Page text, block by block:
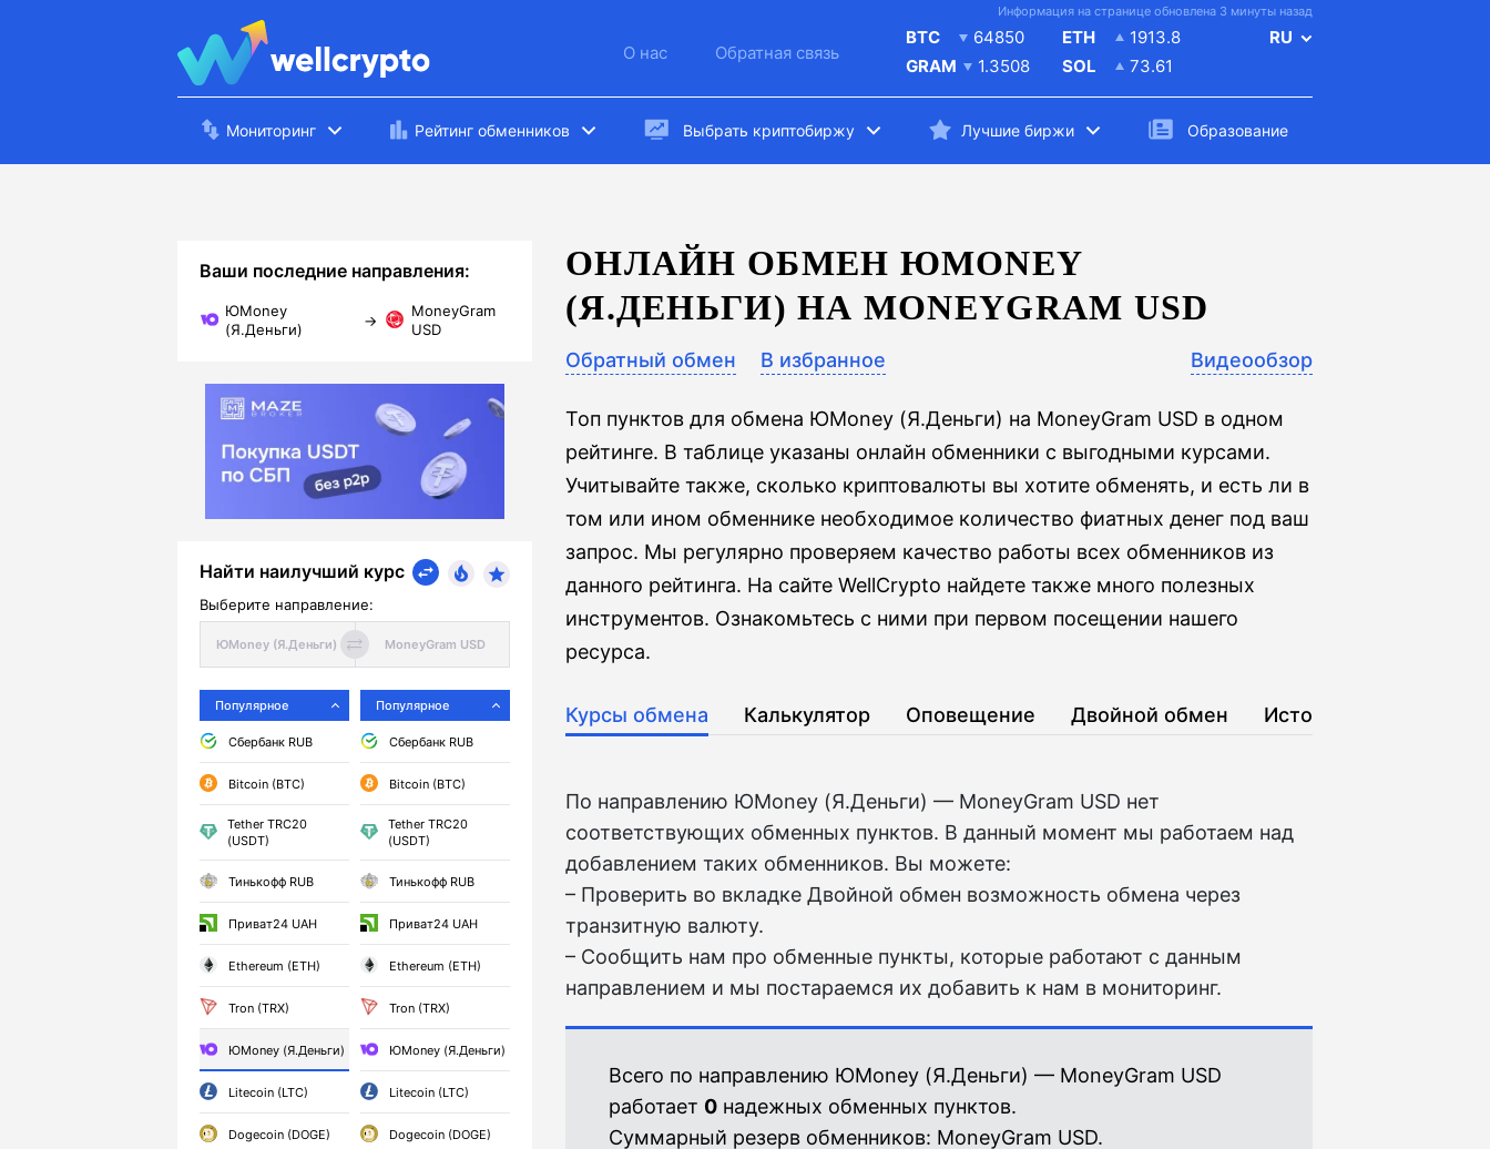
Информация на странице обновлена 3 минуты назад
О нас Обратная связь
BTC
64850
GRAM
1.3508
ETH
1913.8
SOL
73.61
RU
Мониторинг Рейтинг обменников Выбрать криптобиржу Лучшие биржи Образование
Ваши последние направления:
ЮMoney
(Я.Деньги)
→
MoneyGram
USD
Найти наилучший курс
Выберите направление:
Популярное
Сбербанк RUB
Bitcoin (BTC)
Tether TRC20
(USDT)
Тинькофф RUB
Приват24 UAH
Ethereum (ETH)
Tron (TRX)
ЮMoney (Я.Деньги)
Litecoin (LTC)
Dogecoin (DOGE)
Популярное
Сбербанк RUB
Bitcoin (BTC)
Tether TRC20
(USDT)
Тинькофф RUB
Приват24 UAH
Ethereum (ETH)
Tron (TRX)
ЮMoney (Я.Деньги)
Litecoin (LTC)
Dogecoin (DOGE)
ОНЛАЙН ОБМЕН ЮMONEY
(Я.ДЕНЬГИ) НА MONEYGRAM USD
Обратный обмен В избранное Видеообзор
Топ пунктов для обмена ЮMoney (Я.Деньги) на MoneyGram USD в одном
рейтинге. В таблице указаны онлайн обменники с выгодными курсами.
Учитывайте также, сколько криптовалюты вы хотите обменять, и есть ли в
том или ином обменнике необходимое количество фиатных денег под ваш
запрос. Мы регулярно проверяем качество работы всех обменников из
данного рейтинга. На сайте WellCrypto найдете также много полезных
инструментов. Ознакомьтесь с ними при первом посещении нашего
ресурса.
Курсы обмена Калькулятор Оповещение Двойной обмен История
По направлению ЮMoney (Я.Деньги) — MoneyGram USD нет
соответствующих обменных пунктов. В данный момент мы работаем над
добавлением таких обменников. Вы можете:
– Проверить во вкладкe Двойной обмен возможность обмена через
транзитную валюту.
– Сообщить нам про обменные пункты, которые работают с данным
направлением и мы постараемся их добавить к нам в мониторинг.
Всего по направлению ЮMoney (Я.Деньги) — MoneyGram USD
работает 0 надежных обменных пунктов.
Суммарный резерв обменников: MoneyGram USD.